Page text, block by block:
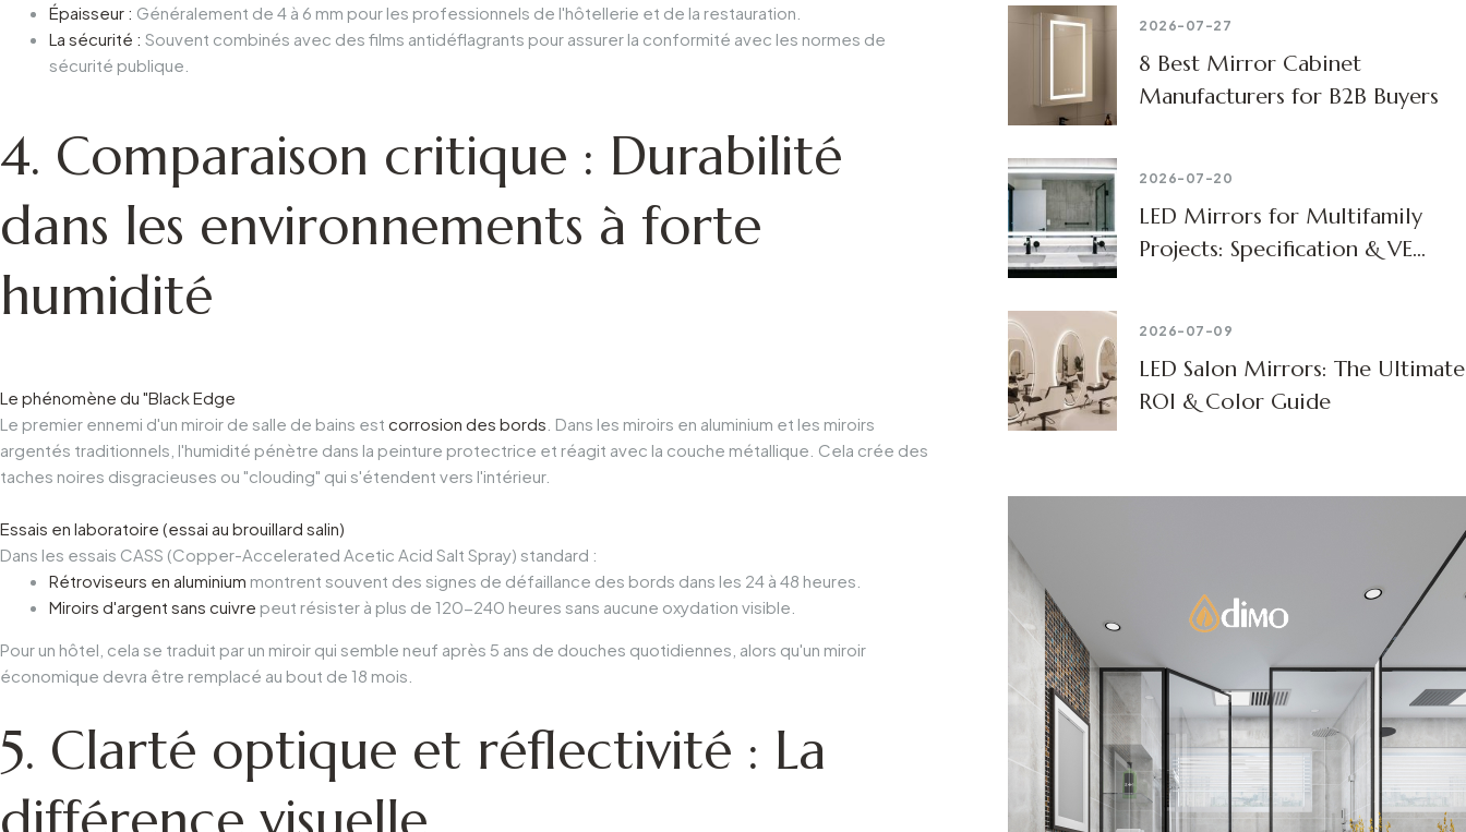
Épaisseur : Généralement de 4 à 6 mm pour les professionnels de l'hôtellerie et de la restauration.
La sécurité : Souvent combinés avec des films antidéflagrants pour assurer la conformité avec les normes de
sécurité publique.
4. Comparaison critique : Durabilité
dans les environnements à forte
humidité
Le phénomène du "Black Edge
Le premier ennemi d'un miroir de salle de bains est corrosion des bords . Dans les miroirs en aluminium et les miroirs
argentés traditionnels, l'humidité pénètre dans la peinture protectrice et réagit avec la couche métallique. Cela crée des
taches noires disgracieuses ou "clouding" qui s'étendent vers l'intérieur.
Essais en laboratoire (essai au brouillard salin)
Dans les essais CASS (Copper-Accelerated Acetic Acid Salt Spray) standard :
Rétroviseurs en aluminium montrent souvent des signes de défaillance des bords dans les 24 à 48 heures.
Miroirs d'argent sans cuivre peut résister à plus de 120-240 heures sans aucune oxydation visible.
Pour un hôtel, cela se traduit par un miroir qui semble neuf après 5 ans de douches quotidiennes, alors qu'un miroir
économique devra être remplacé au bout de 18 mois.
5. Clarté optique et réflectivité : La
2026-07-27
8 Best Mirror Cabinet
Manufacturers for B2B Buyers
2026-07-20
LED Mirrors for Multifamily
Projects: Specification & VE
2026-07-09
LED Salon Mirrors: The Ultimate
ROI & Color Guide